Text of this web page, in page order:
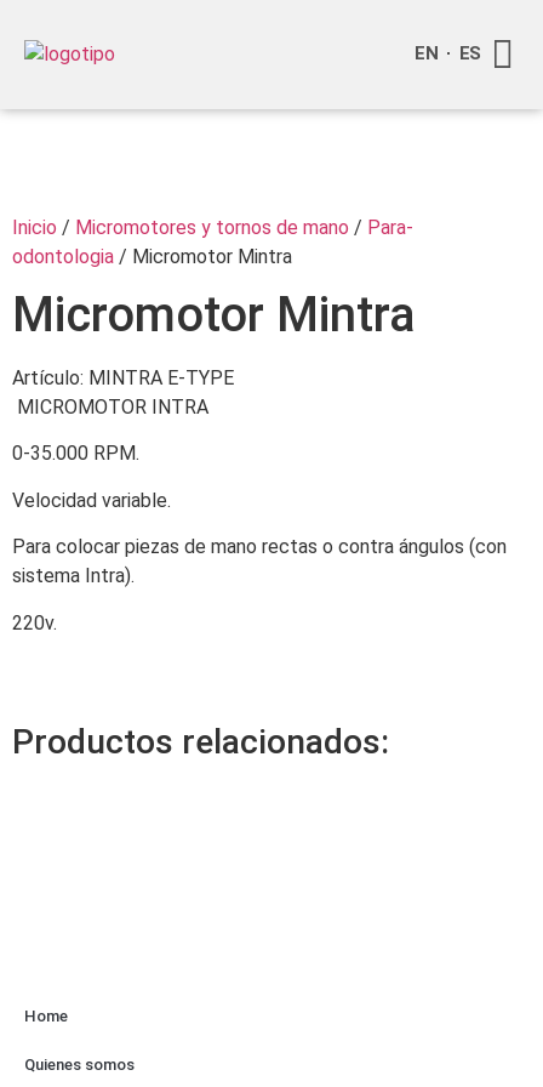
EN ES
Inicio / Micromotores y tornos de mano / Para-
odontologia / Micromotor Mintra
Micromotor Mintra
Artículo: MINTRA E-TYPE
MICROMOTOR INTRA
0-35.000 RPM.
Velocidad variable.
Para colocar piezas de mano rectas o contra ángulos (con
sistema Intra).
220v.
Productos relacionados:
Home
Quienes somos